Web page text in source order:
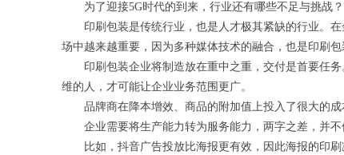
为了迎接5G时代的到来，行业还有哪些不足与挑战？
印刷包装是传统行业，也是人才极其紧缺的行业。在
场中越来越重要，因为多种媒体技术的融合，也是印刷包
印刷包装企业将制造放在重中之重，交付是首要任务
维的人，才可能让企业业务范围更广。
品牌商在降本增效、商品的附加值上投入了很大的成
企业需要将生产能力转为服务能力，两字之差，并不
比如，抖音广告投放比海报更有效，因此海报的印刷